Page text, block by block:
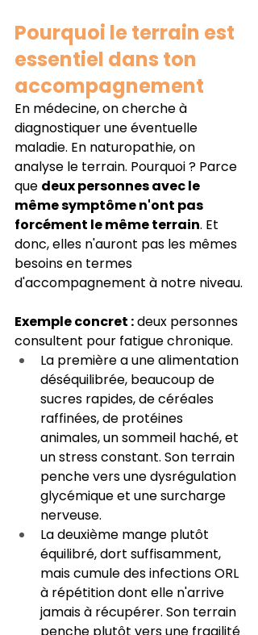
Pourquoi le terrain est
essentiel dans ton
accompagnement
En médecine, on cherche à
diagnostiquer une éventuelle
maladie. En naturopathie, on
analyse le terrain. Pourquoi ? Parce
que deux personnes avec le
même symptôme n'ont pas
forcément le même terrain. Et
donc, elles n'auront pas les mêmes
besoins en termes
d'accompagnement à notre niveau.
Exemple concret : deux personnes
consultent pour fatigue chronique.
La première a une alimentation
déséquilibrée, beaucoup de
sucres rapides, de céréales
raffinées, de protéines
animales, un sommeil haché, et
un stress constant. Son terrain
penche vers une dysrégulation
glycémique et une surcharge
nerveuse.
La deuxième mange plutôt
équilibré, dort suffisamment,
mais cumule des infections ORL
à répétition dont elle n'arrive
jamais à récupérer. Son terrain
penche plutôt vers une fragilité